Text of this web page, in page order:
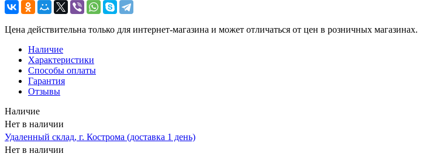
Цена действительна только для интернет-магазина и может отличаться от цен в розничных магазинах.
Наличие
Характеристики
Способы оплаты
Гарантия
Отзывы
Наличие
Нет в наличии
Удаленный склад, г. Кострома (доставка 1 день)
Нет в наличии